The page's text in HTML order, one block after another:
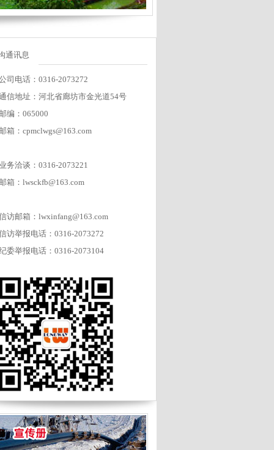
通讯息
司电话：0316-2073272
信地址：河北省廊坊市金光道54号
编：065000
箱：cpmclwgs@163.com
务洽谈：0316-2073221
箱：lwsckfb@163.com
访邮箱：lwxinfang@163.com
访举报电话：0316-2073272
委举报电话：0316-2073104